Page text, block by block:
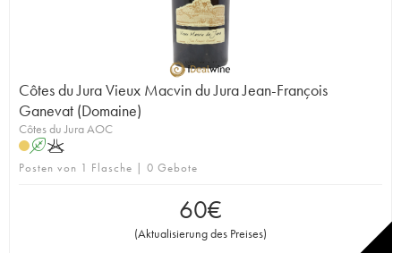
Côtes du Jura Vieux Macvin du Jura Jean-François
Ganevat (Domaine)
Côtes du Jura AOC
AK
Posten von 1 Flasche | 0 Gebote
60€
(Aktualisierung des Preises)